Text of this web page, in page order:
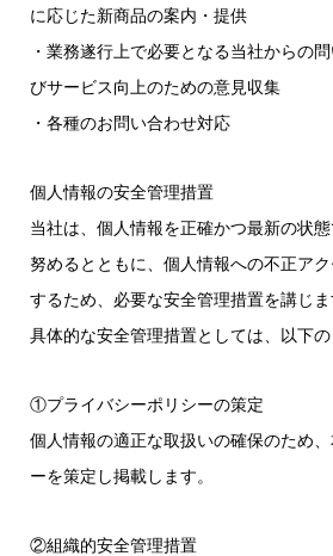
に応じた新商品の案内・提供
・業務遂行上で必要となる当社からの
びサービス向上のための意見収集
・各種のお問い合わせ対応
個人情報の安全管理措置
当社は、個人情報を正確かつ最新の状
努めるとともに、個人情報への不正ア
するため、必要な安全管理措置を講じま
具体的な安全管理措置としては、以下の
①プライバシーポリシーの策定
個人情報の適正な取扱いの確保のため
ーを策定し掲載します。
②組織的安全管理措置